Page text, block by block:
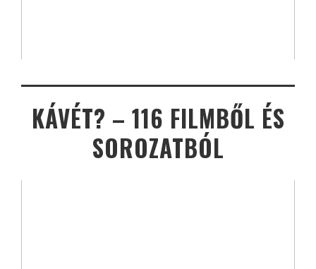
KÁVÉT? – 116 FILMBŐL ÉS
SOROZATBÓL